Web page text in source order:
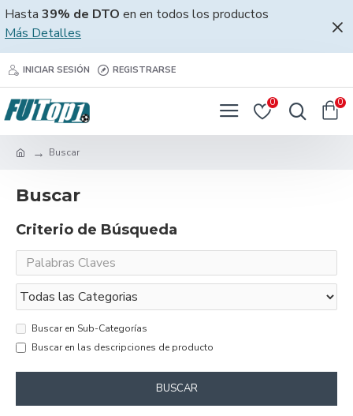
Hasta 39% de DTO en en todos los productos
Más Detalles
INICIAR SESIÓN REGISTRARSE
0 0
Buscar
Buscar
Criterio de Búsqueda
Buscar en Sub-Categorías
Buscar en las descripciones de producto
BUSCAR